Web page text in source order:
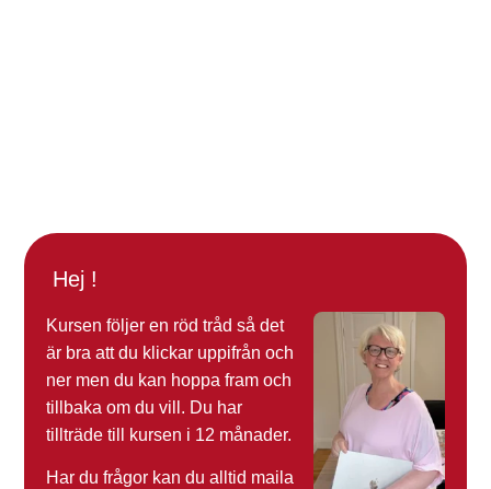
Hej !
Kursen följer en röd tråd så det
är bra att du klickar uppifrån och
ner men du kan hoppa fram och
tillbaka om du vill. Du har
tillträde till kursen i 12 månader.
Har du frågor kan du alltid maila